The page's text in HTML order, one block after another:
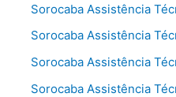
Sorocaba Assistência
Sorocaba Assistência
Sorocaba Assistência
Sorocaba Assistência